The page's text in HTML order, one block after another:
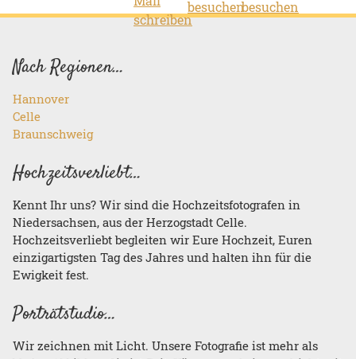
Nach Regionen…
Hannover
Celle
Braunschweig
Hochzeitsverliebt…
Kennt Ihr uns? Wir sind die Hochzeitsfotografen in
Niedersachsen, aus der Herzogstadt Celle.
Hochzeitsverliebt begleiten wir Eure Hochzeit, Euren
einzigartigsten Tag des Jahres und halten ihn für die
Ewigkeit fest.
Porträtstudio…
Wir zeichnen mit Licht. Unsere Fotografie ist mehr als